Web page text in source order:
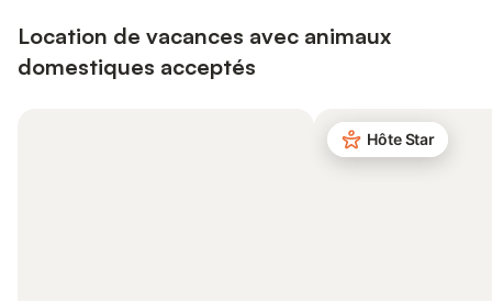
Location de vacances avec animaux
domestiques acceptés
Hôte Star